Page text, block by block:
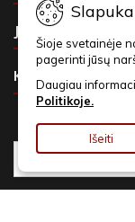
JŪSŲ PASKYRA
KONTAKTAI
Šioje svetainėje
pagerinti jūsų
Daugiau
Politikoje.
Išeiti